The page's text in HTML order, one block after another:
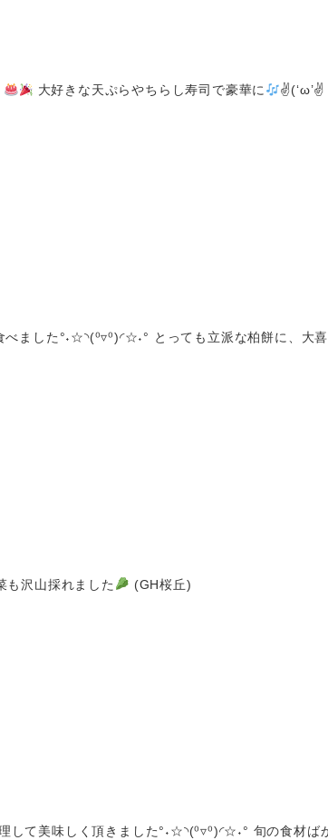
大好きな天ぷらやちらし寿司で豪華に
ました°˖☆◝(⁰▿⁰)◜☆˖° とっても立派な柏餅に、大
も沢山採れました (GH桜丘)
て美味しく頂きました°˖☆◝(⁰▿⁰)◜☆˖° 旬の食材ば